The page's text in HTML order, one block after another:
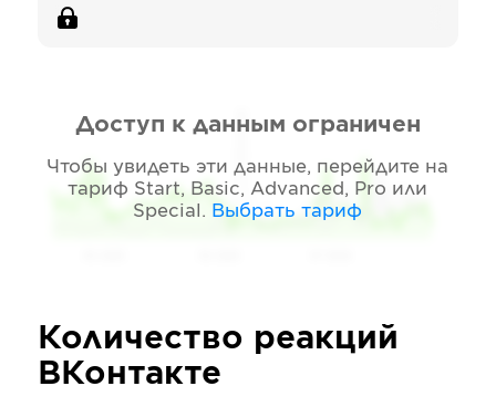
Доступ к данным ограничен
Чтобы увидеть эти данные, перейдите на
тариф Start, Basic, Advanced, Pro или
Special . Выбрать тариф
Количество реакций
ВКонтакте